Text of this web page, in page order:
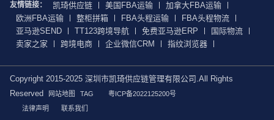
友情链接： 凯琦供应链 美国FBA运输
加拿大FBA运输
欧洲FBA运输
整柜拼箱 FBA头程运输
FBA头程物流
亚马逊SEND
TT123跨境导航 免费亚马逊ERP
国际物流
卖家之家
跨境电商 企业微信CRM 指纹浏览器
Copyright 2015-2025 深圳市凯琦供应链管理有限公司.All Rights
Reserved
网站地图 TAG
粤ICP备2022125200号
法律声明
联系我们